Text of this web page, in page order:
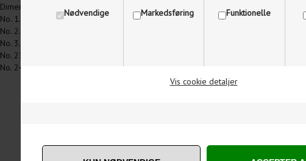
Nødvendige Markedsføring Funktionelle
Vis cookie detaljer
Dimensioner
No. 1. Højde 12 cm. Ø13 cm
No. 2. Højde 18 cm. Ø15 cm
No. 3. Højde 34 cm. Ø19 cm
No. 23. Højde 18 cm. Ø24 cm
No. 24. Højde 40 cm. Ø34 cm